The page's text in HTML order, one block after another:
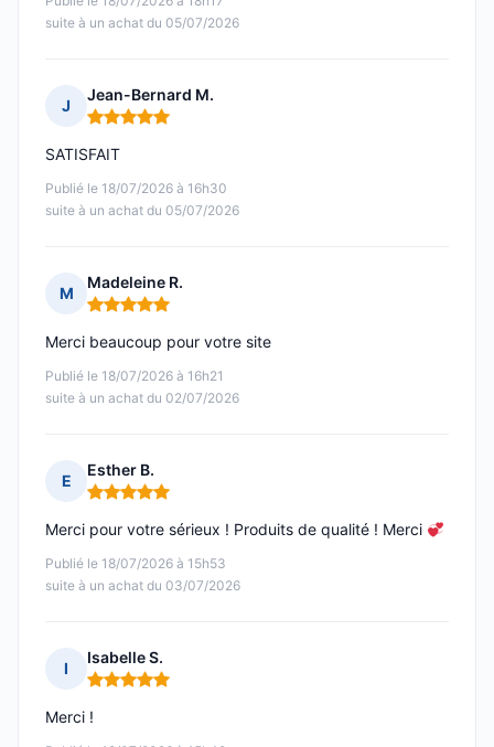
suite à un achat du 05/07/2026
J
Jean-Bernard M.
Note : 5 sur 5
Publié le 18/07/2026 à 16h30
suite à un achat du 05/07/2026
SATISFAIT
M
Madeleine R.
Note : 5 sur 5
Publié le 18/07/2026 à 16h21
suite à un achat du 02/07/2026
Merci beaucoup pour votre site
E
Esther B.
Note : 5 sur 5
Publié le 18/07/2026 à 15h53
suite à un achat du 03/07/2026
Merci pour votre sérieux ! Produits de qualité ! Merci
I
Isabelle S.
Note : 5 sur 5
Merci !